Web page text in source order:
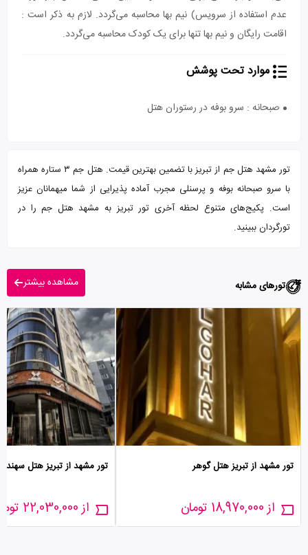
عدم استفاده از سرویس) نیم بها محاسبه می‌گردد. لازم به ذکر است :
اقامت رایگان و نیم بها تنها برای یک کودک محاسبه می‌گردد.
موارد تحت پوشش
صبحانه : سرو بوفه در رستوران هتل
تور مشهد هتل جم از تبریز با تضمین بهترین قیمت. هتل جم ۳ ستاره همراه
با سرو صبحانه بوفه و پرسنلی مجرب آماده پذیرایی از شما میهمانان عزیز
است. پکیج‌های متنوع لحظه آخری تور تبریز به مشهد هتل جم را در
تورگردان ببینید.
تورهای مشابه مشاهده بیشتر
تور مشهد از تبریز هتل گوهر
از 18,970,000 تومان
تور مشهد از تبریز هتل سهند
از 22,030,000 تومان